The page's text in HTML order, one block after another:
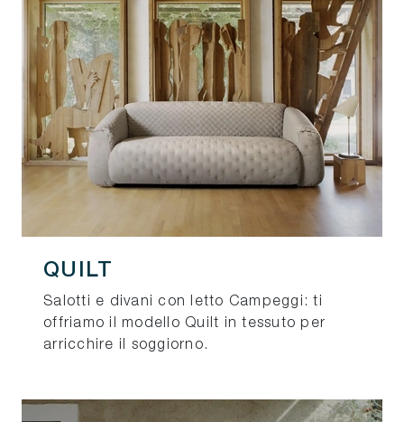
QUILT
Salotti e divani con letto Campeggi: ti
offriamo il modello Quilt in tessuto per
arricchire il soggiorno.